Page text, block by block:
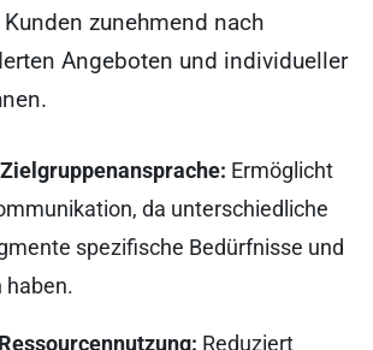
zunehmend nach
Angeboten und individueller
Ermöglicht
da unterschiedliche
spezifische Bedürfnisse und
haben.
Reduziert